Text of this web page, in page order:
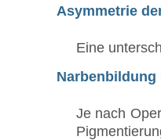
Asymmetrie
Eine
Narbenbildung
Je nach